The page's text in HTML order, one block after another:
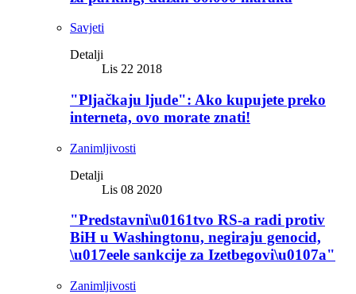
Savjeti
Detalji
Lis 22 2018
"Pljačkaju ljude": Ako kupujete preko
interneta, ovo morate znati!
Zanimljivosti
Detalji
Lis 08 2020
"Predstavni\u0161tvo RS-a radi protiv
BiH u Washingtonu, negiraju genocid,
\u017eele sankcije za Izetbegovi\u0107a"
Zanimljivosti